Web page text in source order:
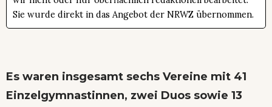
Sie wurde direkt in das Angebot der NRWZ übernommen.
Es waren insgesamt sechs Vereine mit 41
Einzelgymnastinnen, zwei Duos sowie 13